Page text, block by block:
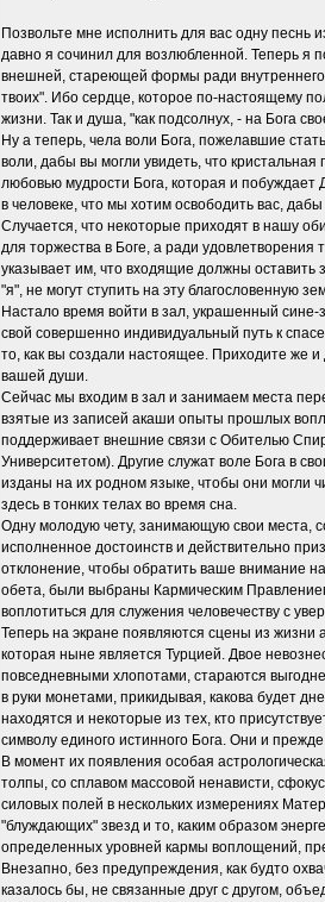
Позвольте мне исполнить для вас одну песнь
давно я сочинил для возлюбленной. Теперь я
внешней, стареющей формы ради внутреннего
твоих". Ибо сердце, которое по-настоящему
жизни. Так и душа, "как подсолнух, - на Бога
Ну а теперь, чела воли Бога, пожелавшие
воли, дабы вы могли увидеть, что
любовью мудрости Бога, которая и
в человеке, что мы хотим освободить вас,
Случается, что некоторые приходят в нашу
для торжества в Боге, а ради удовлетворения
указывает им, что входящие должны оставить
"я", не могут ступить на эту благословенную
Настало время войти в зал, украшенный сине-
свой совершенно индивидуальный путь к
то, как вы создали настоящее. Приходите же
вашей души.
Сейчас мы входим в зал и занимаем места
взятые из записей акаши опыты прошлых
поддерживает внешние связи с Обителью
Университетом). Другие служат воле Бога в
изданы на их родном языке, чтобы они могли
здесь в тонких телах во время сна.
Одну молодую чету, занимающую свои места,
исполненное достоинств и действительно
отклонение, чтобы обратить ваше внимание
обета, были выбраны Кармическим
воплотиться для служения человечеству с
Теперь на экране появляются сцены из жизни
которая ныне является Турцией. Двое
повседневными хлопотами, стараются
в руки монетами, прикидывая, какова будет
находятся и некоторые из тех, кто
символу единого истинного Бога. Они и
В момент их появления особая
толпы, со сплавом массовой ненависти,
силовых полей в нескольких измерениях
"блуждающих" звезд и то, каким образом
определенных уровней кармы воплощений,
Внезапно, без предупреждения, как будто
казалось бы, не связанные друг с другом,